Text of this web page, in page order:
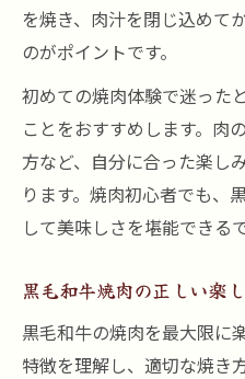
を焼き、肉汁を閉じ込めて
のがポイントです。
初めての焼肉体験で迷った
ことをおすすめします。肉
方など、自分に合った楽し
ります。焼肉初心者でも、
して美味しさを堪能できる
黒毛和牛焼肉の正しい楽
黒毛和牛の焼肉を最大限に
特徴を理解し、適切な焼き